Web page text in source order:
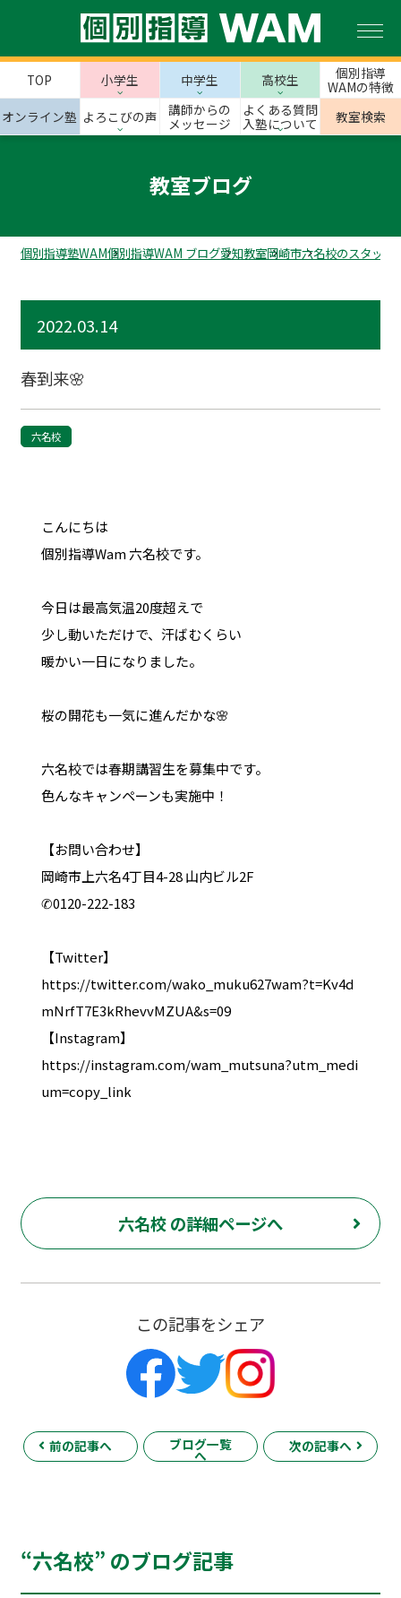
TOP 小学生 中学生 高校生
個別指導
WAMの特徴
オンライン塾 よろこびの声
講師からの
メッセージ
よくある質問
入塾について
教室検索
教室ブログ
個別指導塾WAM個別指導WAM ブログ愛知教室岡崎市六名校のスタッフ
2022.03.14
春到来🌸
六名校
こんにちは
個別指導Wam 六名校です。
今日は最高気温20度超えで
少し動いただけで、汗ばむくらい
暖かい一日になりました。
桜の開花も一気に進んだかな🌸
六名校では春期講習生を募集中です。
色んなキャンペーンも実施中！
【お問い合わせ】
岡崎市上六名4丁目4-28 山内ビル2F
✆0120-222-183
【Twitter】
https://twitter.com/wako_muku627wam?t=Kv4d
mNrfT7E3kRhevvMZUA&s=09
【Instagram】
https://instagram.com/wam_mutsuna?utm_medi
um=copy_link
六名校 の詳細ページへ
この記事をシェア
前の記事へ ブログ一覧
へ
次の記事へ
“六名校” のブログ記事